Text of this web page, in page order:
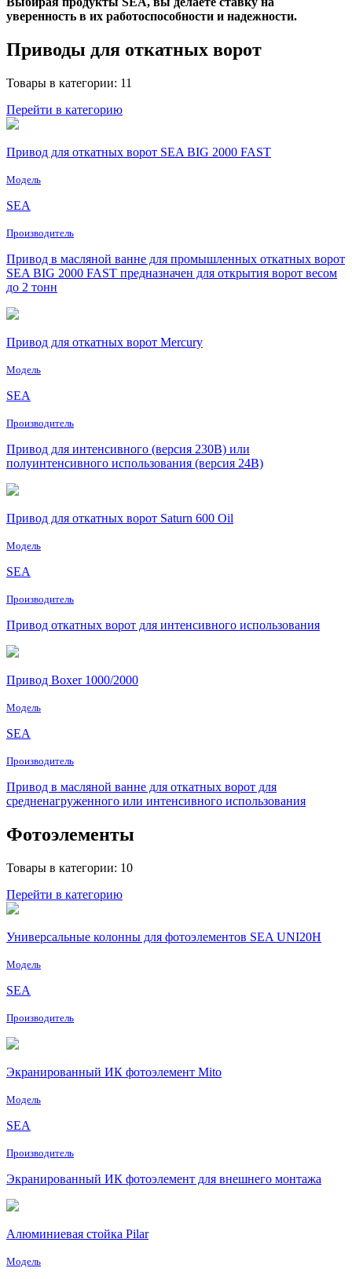
уверенность в их работоспособности и надежности.
Приводы для откатных ворот
Товары в категории: 11
Перейти в категорию
Привод для откатных ворот SEA BIG 2000 FAST
Модель
SEA
Производитель
Привод в масляной ванне для промышленных откатных ворот
SEA BIG 2000 FAST предназначен для открытия ворот весом
до 2 тонн
Привод для откатных ворот Mercury
Модель
SEA
Производитель
Привод для интенсивного (версия 230В) или
полуинтенсивного использования (версия 24В)
Привод для откатных ворот Saturn 600 Oil
Модель
SEA
Производитель
Привод откатных ворот для интенсивного использования
Привод Boxer 1000/2000
Модель
SEA
Производитель
Привод в масляной ванне для откатных ворот для
средненагруженного или интенсивного использования
Фотоэлементы
Товары в категории: 10
Перейти в категорию
Универсальные колонны для фотоэлементов SEA UNI20H
Модель
SEA
Производитель
Экранированный ИК фотоэлемент Mito
Модель
SEA
Производитель
Экранированный ИК фотоэлемент для внешнего монтажа
Aлюминиевая стойка Pilar
Модель